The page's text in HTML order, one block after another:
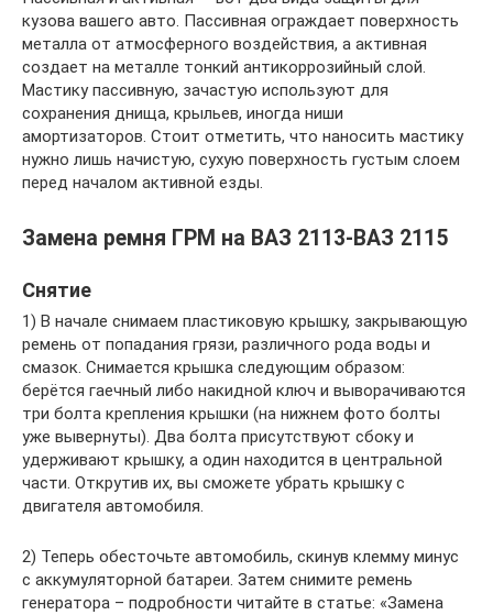
кузова вашего авто. Пассивная ограждает поверхность
металла от атмосферного воздействия, а активная
создает на металле тонкий антикоррозийный слой.
Мастику пассивную, зачастую используют для
сохранения днища, крыльев, иногда ниши
амортизаторов. Стоит отметить, что наносить мастику
нужно лишь начистую, сухую поверхность густым слоем
перед началом активной езды.
Замена ремня ГРМ на ВАЗ 2113-ВАЗ 2115
Снятие
1) В начале снимаем пластиковую крышку, закрывающую
ремень от попадания грязи, различного рода воды и
смазок. Снимается крышка следующим образом:
берётся гаечный либо накидной ключ и выворачиваются
три болта крепления крышки (на нижнем фото болты
уже вывернуты). Два болта присутствуют сбоку и
удерживают крышку, а один находится в центральной
части. Открутив их, вы сможете убрать крышку с
двигателя автомобиля.
2) Теперь обесточьте автомобиль, скинув клемму минус
с аккумуляторной батареи. Затем снимите ремень
генератора – подробности читайте в статье: «Замена